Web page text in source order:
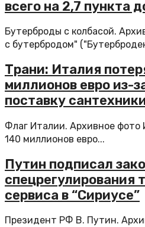
всего на 2,7 пункта
Бутерброды с колбасой.
с бутербродом"
Трани: Италия
миллионов евро из-
поставку
Флаг Италии. Архивное фото
140 миллионов евро...
Путин подписал
спецрегулирования
сервиса в “Сириусе”
Президент РФ В. Путин.